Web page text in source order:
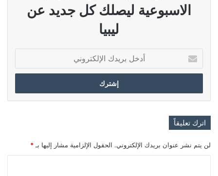
الاسبوعية ليصلك كل جديد عن
ليبيا
بريدك
الإلكتروني
اترك تعليقاً
لن يتم نشر عنوان بريدك الإلكتروني. الحقول الإلزامية مشار إليها بـ *